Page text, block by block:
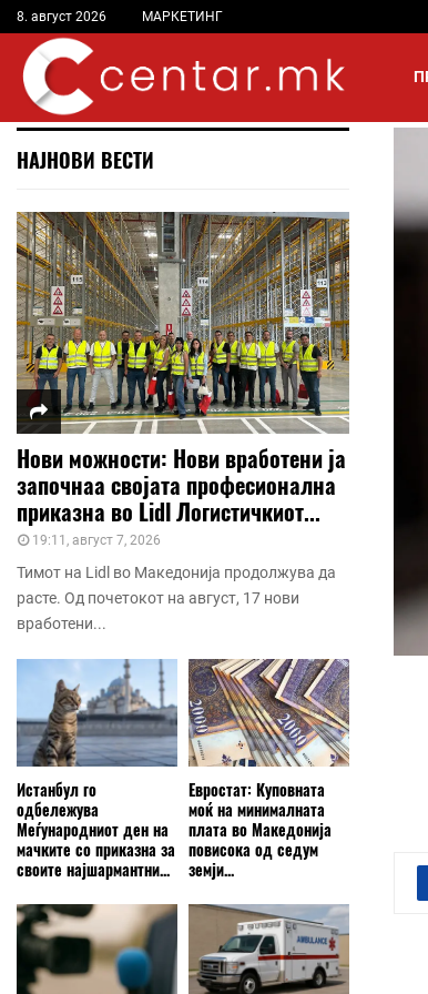
8. август 2026 МАРКЕТИНГ
НАЈНОВИ ВЕСТИ
Нови можности: Нови вработени ја
започнаа својата професионална
приказна во Lidl Логистичкиот...
19:11, август 7, 2026
Тимот на Lidl во Македонија продолжува да
расте. Од почетокот на август, 17 нови
вработени...
Истанбул го
одбележува
Меѓународниот ден на
мачките со приказна за
своите најшармантни...
Евростат: Куповната
моќ на минималната
плата во Македонија
повисока од седум
земји...